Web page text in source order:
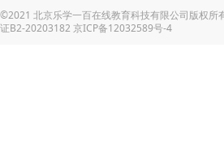
©2021 北京乐学一百在线教育科技有限公司版权所
证B2-20203182 京ICP备12032589号-4